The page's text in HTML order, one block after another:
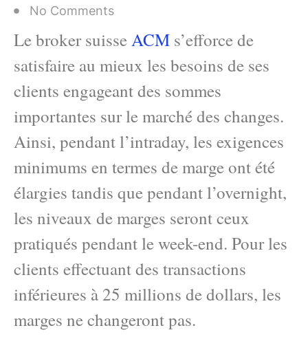
No Comments
Le broker suisseACM s’efforce de
satisfaire au mieux les besoins de ses
clients engageant des sommes
importantes sur le marché des changes.
Ainsi, pendant l’intraday, les exigences
minimums en termes de marge ont été
élargies tandis que pendant l’overnight,
les niveaux de marges seront ceux
pratiqués pendant le week-end. Pour les
clients effectuant des transactions
inférieures à 25 millions de dollars, les
marges ne changeront pas.